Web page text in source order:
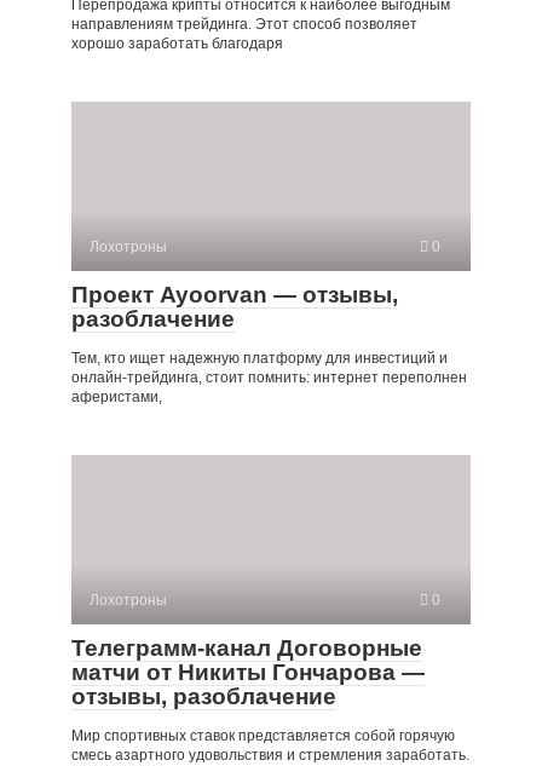
Перепродажа крипты относится к наиболее выгодным
направлениям трейдинга. Этот способ позволяет
хорошо заработать благодаря
Лохотроны 0
Проект Ayoorvan — отзывы,
разоблачение
Тем, кто ищет надежную платформу для инвестиций и
онлайн-трейдинга, стоит помнить: интернет переполнен
аферистами,
Лохотроны 0
Телеграмм-канал Договорные
матчи от Никиты Гончарова —
отзывы, разоблачение
Мир спортивных ставок представляется собой горячую
смесь азартного удовольствия и стремления заработать.